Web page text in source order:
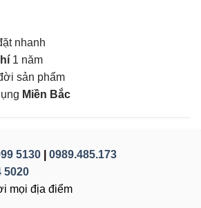
nhanh
1 năm
sản phẩm
Miền Bắc
5130
0989.485.173
5020
mọi địa điểm